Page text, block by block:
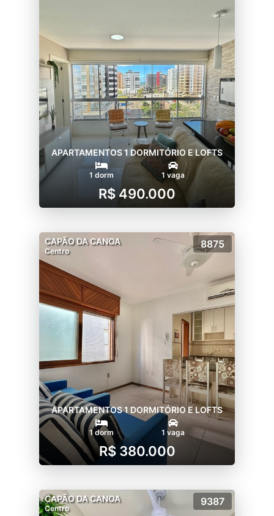
APARTAMENTOS 1 DORMITÓRIO E LOFTS
1 dorm 1 vaga
R$ 490.000
CAPÃO DA CANOA
Centro
8875
APARTAMENTOS 1 DORMITÓRIO E LOFTS
1 dorm 1 vaga
R$ 380.000
CAPÃO DA CANOA
Centro
9387